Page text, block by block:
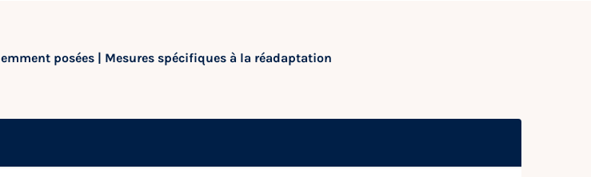
posées | Mesures spécifiques à la réadaptation